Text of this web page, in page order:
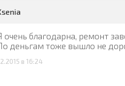
очень благодарна, ремонт
деньгам тоже вышло не
в 16:24